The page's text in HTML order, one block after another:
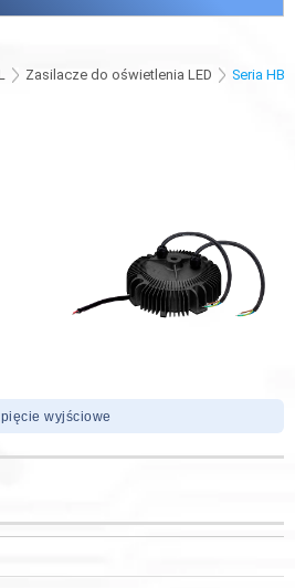
Zasilacze do oświetlenia LED Seria HBG
wyjściowe